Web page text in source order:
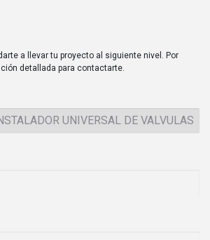
a llevar tu proyecto al siguiente nivel. Por
detallada para contactarte.